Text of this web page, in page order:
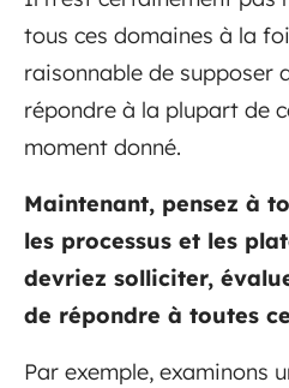
tous ces domaines à la
raisonnable de supposer
répondre à la plupart de
moment donné.
Maintenant, pensez à
les processus et les
devriez solliciter,
de répondre à toutes
Par exemple, examinons